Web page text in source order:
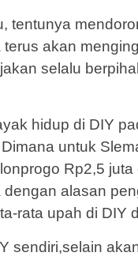
tentunya
terus akan
selalu
hidup di DIY
untuk
Rp2,5
dengan alasan
rata upah di DIY
sendiri,selain